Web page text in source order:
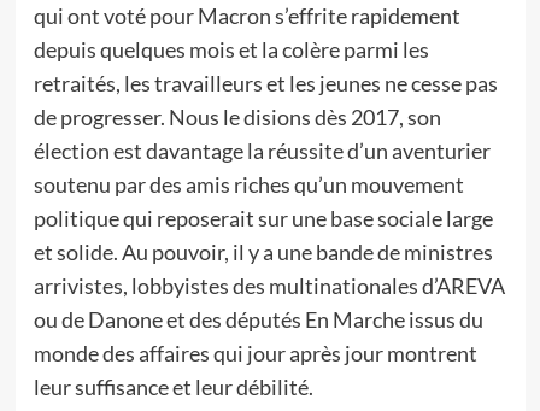
qui ont voté pour Macron s’effrite rapidement
depuis quelques mois et la colère parmi les
retraités, les travailleurs et les jeunes ne cesse pas
de progresser. Nous le disions dès 2017, son
élection est davantage la réussite d’un aventurier
soutenu par des amis riches qu’un mouvement
politique qui reposerait sur une base sociale large
et solide. Au pouvoir, il y a une bande de ministres
arrivistes, lobbyistes des multinationales d’AREVA
ou de Danone et des députés En Marche issus du
monde des affaires qui jour après jour montrent
leur suffisance et leur débilité.